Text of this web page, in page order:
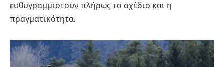
ευθυγραμμιστούν πλήρως το σχέδιο και η
πραγματικότητα.